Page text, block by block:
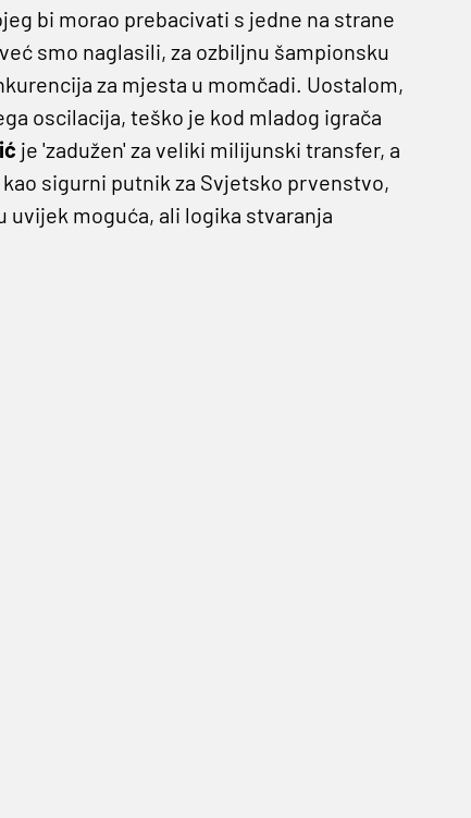
bi morao prebacivati s jedne na strane
smo naglasili, za ozbiljnu šampionsku
za mjesta u momčadi. Uostalom,
oscilacija, teško je kod mladog igrača
je 'zadužen' za veliki milijunski transfer, a
sigurni putnik za Svjetsko prvenstvo,
uvijek moguća, ali logika stvaranja